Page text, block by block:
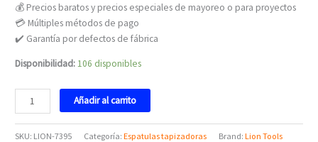
💰 Precios baratos y precios especiales de mayoreo o para proyectos
💳 Múltiples métodos de pago
✔️ Garantía por defectos de fábrica
Disponibilidad:106 disponibles
Añadir al carrito
SKU: LION-7395 Categoría:Espatulas tapizadoras Brand:Lion Tools